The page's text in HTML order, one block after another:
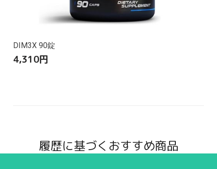
DIM3X 90錠
4,310円
履歴に基づくおすすめ商品